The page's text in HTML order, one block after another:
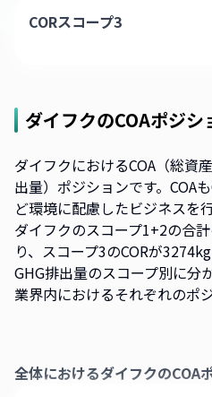
CORスコープ3
ダイフクのCOAポジシ
ダイフクにおけるCOA（総資
出量）ポジションです。COA
ど環境に配慮したビジネスを
ダイフクのスコープ1+2の合
り、スコープ3のCORが
GHG排出量のスコープ別に分
業界内におけるそれぞれのポ
全体におけるダイフクのCOA